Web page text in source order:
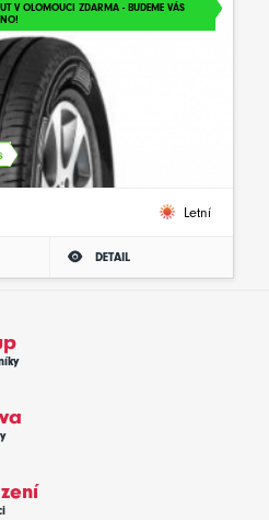
V OLOMOUCI ZDARMA - BUDEME VÁS
Letní
DETAIL